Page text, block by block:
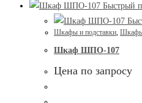
Быстрый
Шкафы и подставки
Шкаф ШПО-107
Цена по запросу